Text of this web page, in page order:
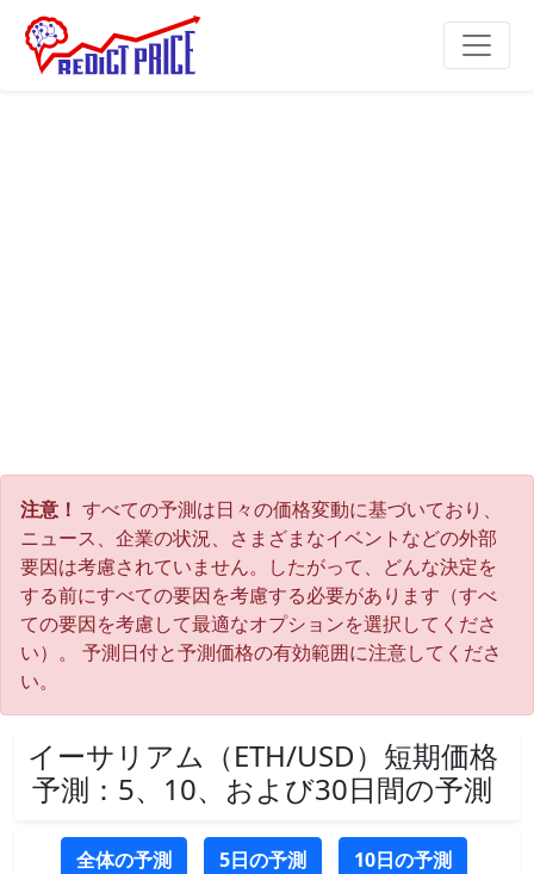
注意！ すべての予測は日々の価格変動に基づいており、
ニュース、企業の状況、さまざまなイベントなどの外部
要因は考慮されていません。したがって、どんな決定を
する前にすべての要因を考慮する必要があります（すべ
ての要因を考慮して最適なオプションを選択してくださ
い）。 予測日付と予測価格の有効範囲に注意してくださ
い。
イーサリアム（ETH/USD）短期価格
予測：5、10、および30日間の予測
全体の予測 5日の予測
10日の予測